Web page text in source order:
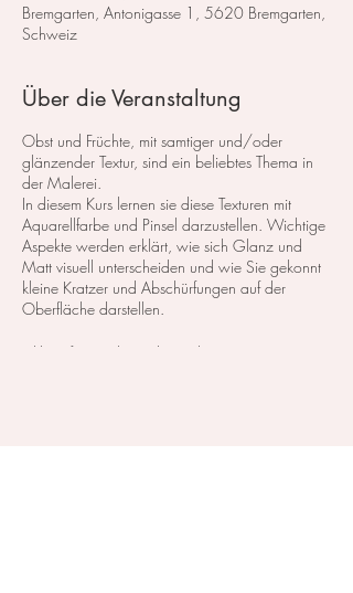
Bremgarten, Antonigasse 1, 5620 Bremgarten,
Schweiz
Über die Veranstaltung
Obst und Früchte, mit samtiger und/oder
glänzender Textur, sind ein beliebtes Thema in
der Malerei.
In diesem Kurs lernen sie diese Texturen mit
Aquarellfarbe und Pinsel darzustellen. Wichtige
Aspekte werden erklärt, wie sich Glanz und
Matt visuell unterscheiden und wie Sie gekonnt
kleine Kratzer und Abschürfungen auf der
Oberfläche darstellen.
​inkl. Softgetränke und Snacks.